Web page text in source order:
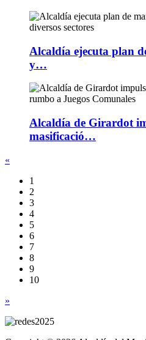
Alcaldía ejecuta plan
y…
Alcaldía de Girardot
masificació…
«
1
2
3
4
5
6
7
8
9
10
»